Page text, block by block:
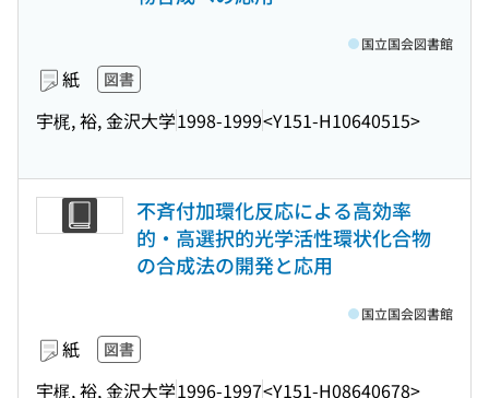
紙 図書
宇梶, 裕, 金沢大学1998-1999<Y151-H10640515>
国立国会図書館
不斉付加環化反応による高効率
的・高選択的光学活性環状化合物
の合成法の開発と応用
紙 図書
宇梶, 裕, 金沢大学1996-1997<Y151-H08640678>
国立国会図書館